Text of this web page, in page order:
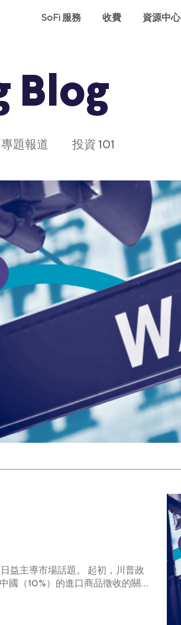
SoFi 服務 收費 資源中心
Blog
專題報道 投資 101
益主導市場話題。 起初，川普政
國（10%）的進口商品徵收的關…